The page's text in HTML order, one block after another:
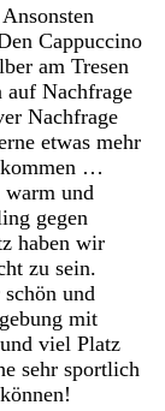
Cappuccino
am Tresen
auf Nachfrage
Nachfrage
etwas mehr
…
warm und
gegen
haben wir
zu sein.
und
mit
viel Platz
sehr sportlich